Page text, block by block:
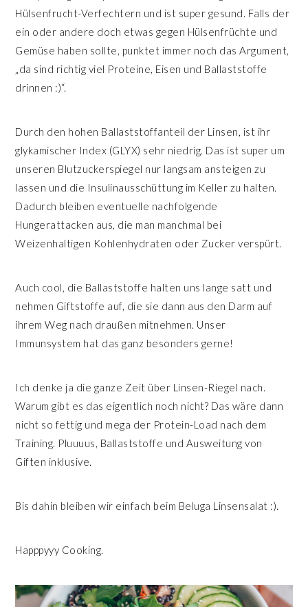
Hülsenfrucht-Verfechtern und ist super gesund. Falls der
ein oder andere doch etwas gegen Hülsenfrüchte und
Gemüse haben sollte, punktet immer noch das Argument,
„da sind richtig viel Proteine, Eisen und Ballaststoffe
drinnen :)“.
Durch den hohen Ballaststoffanteil der Linsen, ist ihr
glykamischer Index (GLYX) sehr niedrig. Das ist super um
unseren Blutzuckerspiegel nur langsam ansteigen zu
lassen und die Insulinausschüttung im Keller zu halten.
Dadurch bleiben eventuelle nachfolgende
Hungerattacken aus, die man manchmal bei
Weizenhaltigen Kohlenhydraten oder Zucker verspürt.
Auch cool, die Ballaststoffe halten uns lange satt und
nehmen Giftstoffe auf, die sie dann aus den Darm auf
ihrem Weg nach draußen mitnehmen. Unser
Immunsystem hat das ganz besonders gerne!
Ich denke ja die ganze Zeit über Linsen-Riegel nach.
Warum gibt es das eigentlich noch nicht? Das wäre dann
nicht so fettig und mega der Protein-Load nach dem
Training. Pluuuus, Ballaststoffe und Ausweitung von
Giften inklusive.
Bis dahin bleiben wir einfach beim Beluga Linsensalat :).
Happpyyy Cooking.